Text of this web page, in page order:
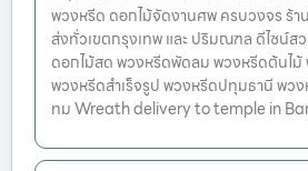
พวงหรีด ดอกไม้จัดงานศพ ครบวงจร ร้
ส่งทั่วเขตกรุงเทพ และ ปริมณฑล ดีไซน์ส
ดอกไม้สด พวงหรีดพัดลม พวงหรีดต้นไม้
พวงหรีดสำเร็จรูป พวงหรีดปทุมธานี พว
ทม Wreath delivery to temple in